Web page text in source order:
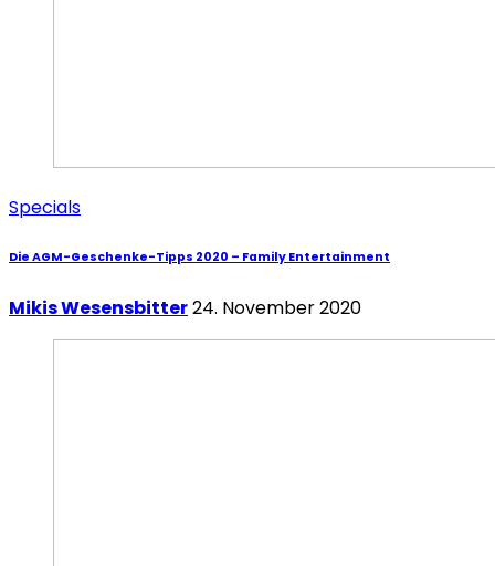
Specials
Die AGM-Geschenke-Tipps 2020 – Family Entertainment
Mikis Wesensbitter24. November 2020